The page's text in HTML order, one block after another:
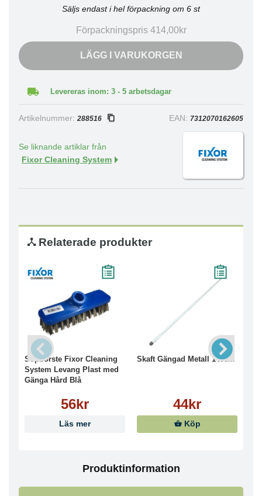
Säljs endast i hel förpackning om 6 st
Förpackningspris 414,00kr
LÄGG I VARUKORGEN
Levereras inom: 3 - 5 arbetsdagar
Artikelnummer: 288516 EAN: 7312070162605
Se liknande artiklar från
Fixor Cleaning System
Relaterade produkter
Sopborste Fixor Cleaning
System Levang Plast med
Gänga Hård Blå
56kr
Läs mer
Skaft Gängad Metall 140cm
44kr
Köp
Produktinformation